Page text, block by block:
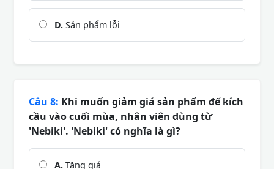
D. Sản phẩm lỗi
Câu 8: Khi muốn giảm giá sản phẩm để kích
cầu vào cuối mùa, nhân viên dùng từ
'Nebiki'. 'Nebiki' có nghĩa là gì?
A. Tăng giá